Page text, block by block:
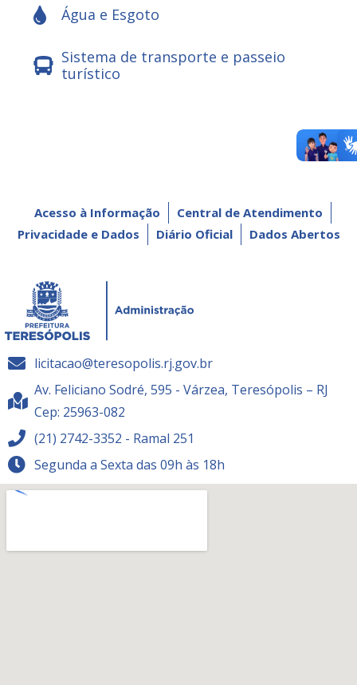
Água e Esgoto
Sistema de transporte e passeio
turístico
Acesso à Informação
Central de Atendimento
Privacidade e Dados
Diário Oficial Dados Abertos
licitacao@teresopolis.rj.gov.br
Av. Feliciano Sodré, 595 - Várzea, Teresópolis – RJ
Cep: 25963-082
(21) 2742-3352 - Ramal 251
Segunda a Sexta das 09h às 18h